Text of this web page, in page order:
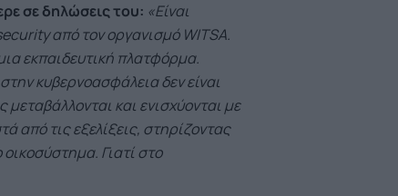
σε δηλώσεις του: «Είναι
από τον οργανισμό WITSA.
εκπαιδευτική πλατφόρμα.
κυβερνοασφάλεια δεν είναι
και ενισχύονται με
τις εξελίξεις, στηρίζοντας
Γιατί στο